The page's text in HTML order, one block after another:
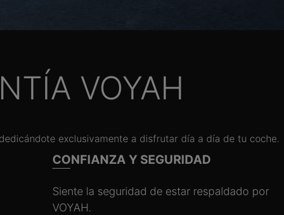
VOYAH
exclusivamente a disfrutar día a día de tu coche.
CONFIANZA Y SEGURIDAD
Siente la seguridad de estar respaldado por
VOYAH.